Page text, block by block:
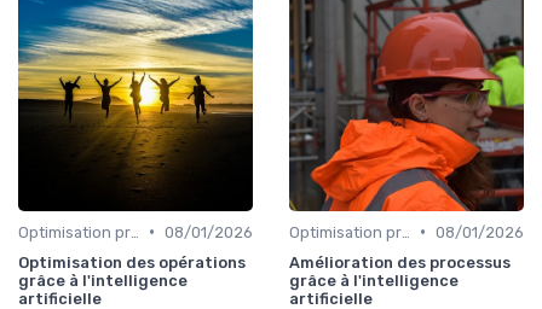
• 08/01/2026
Optimisation des opérations
grâce à l'intelligence
artificielle
• 08/01/2026
Amélioration des processus
grâce à l'intelligence
artificielle